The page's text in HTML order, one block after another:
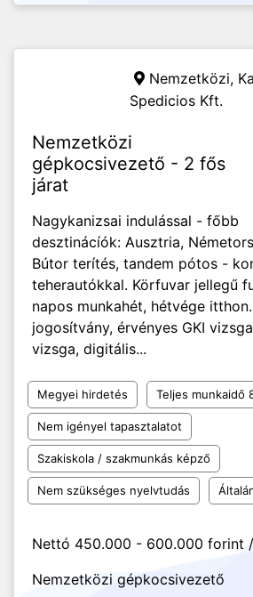
Nemzetközi,
Spedicios Kft.
Nemzetközi
gépkocsivezető - 2 fős
járat
Nagykanizsai indulással - főbb
desztinácíók: Ausztria,
Bútor terítés, tandem pótos -
teherautókkal. Körfuvar jellegű
napos munkahét, hétvége
jogosítvány, érvényes GKI
vizsga, digitális...
Megyei hirdetés Teljes munkaidő
Nem igényel tapasztalatot
Szakiskola / szakmunkás képző
Nem szükséges nyelvtudás
Nettó 450.000 - 600.000 forint
Nemzetközi gépkocsivezető